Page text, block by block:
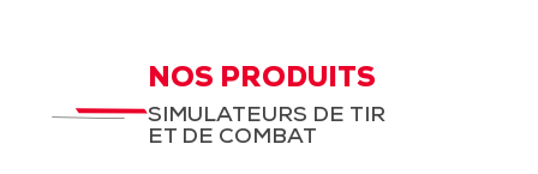
NOS PRODUITS
SIMULATEURS DE TIR
ET DE COMBAT